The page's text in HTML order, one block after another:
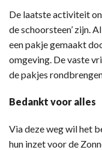
De laatste activiteit
de schoorsteen’ zijn.
een pakje gemaakt
omgeving. De vaste
de pakjes
Bedankt voor alles
Via deze weg wil het
hun inzet voor de